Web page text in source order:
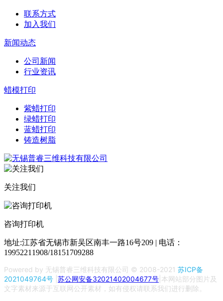
联系方式
加入我们
新闻动态
公司新闻
行业资讯
蜡模打印
紫蜡打印
绿蜡打印
蓝蜡打印
铸造树脂
关注我们
咨询打印机
地址:江苏省无锡市新吴区南丰一路16号209 | 电话：
19952211908/18151709288
Powered by 无锡普睿三维科技有限公司 © 2008-2021 苏ICP备
2021049764号 苏公网安备32021402004677号 |本网站部分图片及
文字素材来源于互联网公开素材，如有侵权请联系我们进行删除。